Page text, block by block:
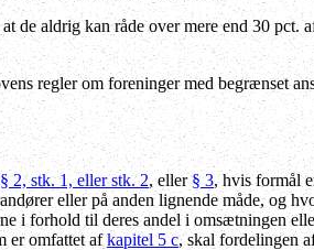
de aldrig kan råde over mere end 30 pct.
regler om foreninger med begrænset
§ 2, stk. 1, eller stk. 2, eller§ 3, hvis formål
eller på anden lignende måde, og
i forhold til deres andel i omsætningen
er omfattet afkapitel 5 c, skal fordelingen